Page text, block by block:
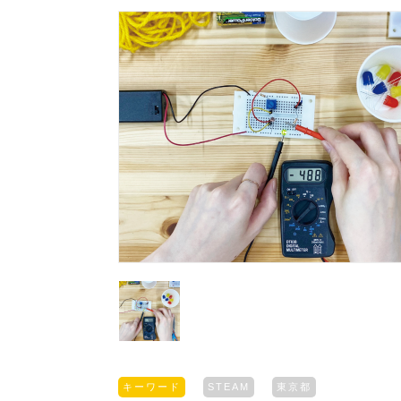
キーワード STEAM 東京都